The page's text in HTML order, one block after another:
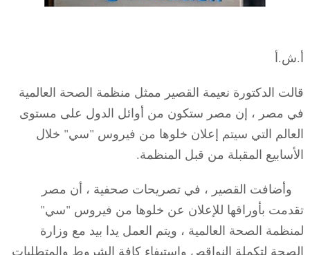
أ.ش.أ
قالت الدكتورة نعيمة القصير ممثل منظمة الصحة العالمية
في مصر ، إن مصر ستكون من أوائل الدول على مستوى
العالم التي سيتم إعلان خلوها من فيروس "سي" خلال
الأسابيع المقبلة من قبل المنظمة.
وأضافت القصير ، في تصريحات صحفية ، أن مصر
تقدمت بأوراقها للإعلان عن خلوها من فيروس "سي"
لمنظمة الصحة العالمية ، ويتم العمل يدا بيد مع وزارة
الصحة لتكملة النواقص واستيفاء كافة الشروط والمتطلبات